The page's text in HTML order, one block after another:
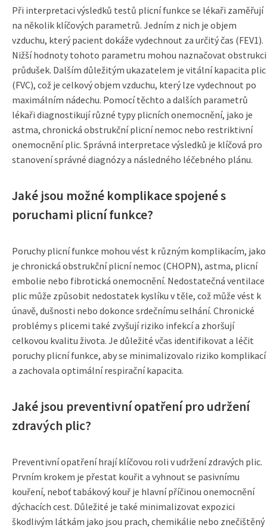
Při interpretaci výsledků testů plicní funkce se lékaři zaměřují
na několik klíčových parametrů. Jedním z nich je objem
vzduchu, který pacient dokáže vydechnout za určitý čas (FEV1).
Nižší hodnoty tohoto parametru mohou naznačovat obstrukci
průdušek. Dalším důležitým ukazatelem je vitální kapacita plic
(FVC), což je celkový objem vzduchu, který lze vydechnout po
maximálním nádechu. Pomocí těchto a dalších parametrů
lékaři diagnostikují různé typy plicních onemocnění, jako je
astma, chronická obstrukční plicní nemoc nebo restriktivní
onemocnění plic. Správná interpretace výsledků je klíčová pro
stanovení správné diagnózy a následného léčebného plánu.
Jaké jsou možné komplikace spojené s
poruchami plicní funkce?
Poruchy plicní funkce mohou vést k různým komplikacím, jako
je chronická obstrukční plicní nemoc (CHOPN), astma, plicní
embolie nebo fibrotická onemocnění. Nedostatečná ventilace
plic může způsobit nedostatek kyslíku v těle, což může vést k
únavě, dušnosti nebo dokonce srdečnímu selhání. Chronické
problémy s plicemi také zvyšují riziko infekcí a zhoršují
celkovou kvalitu života. Je důležité včas identifikovat a léčit
poruchy plicní funkce, aby se minimalizovalo riziko komplikací
a zachovala optimální respirační kapacita.
Jaké jsou preventivní opatření pro udržení
zdravých plic?
Preventivní opatření hrají klíčovou roli v udržení zdravých plic.
Prvním krokem je přestat kouřit a vyhnout se pasivnímu
kouření, neboť tabákový kouř je hlavní příčinou onemocnění
dýchacích cest. Důležité je také minimalizovat expozici
škodlivým látkám jako jsou prach, chemikálie nebo znečištěný